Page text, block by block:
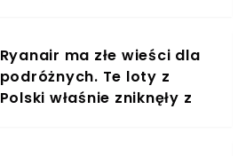
Ryanair ma złe wieści dla
podróżnych. Te loty z
Polski właśnie zniknęły z